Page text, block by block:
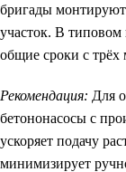
бригады
участок. В типовом
общие сроки с трёх
Рекомендация: Для
бетононасосы с
ускоряет подачу
минимизирует